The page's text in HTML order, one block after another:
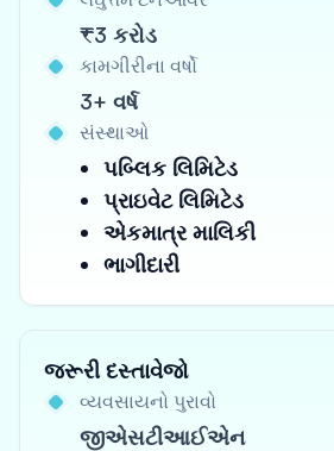
₹3 કરોડ
કામગીરીના વર્ષો
3+ વર્ષ
સંસ્થાઓ
પબ્લિક લિમિટેડ
પ્રાઇવેટ લિમિટેડ
એકમાત્ર માલિકી
ભાગીદારી
જરૂરી દસ્તાવેજો
વ્યવસાયનો પુરાવો
જીએસટીઆઈએન